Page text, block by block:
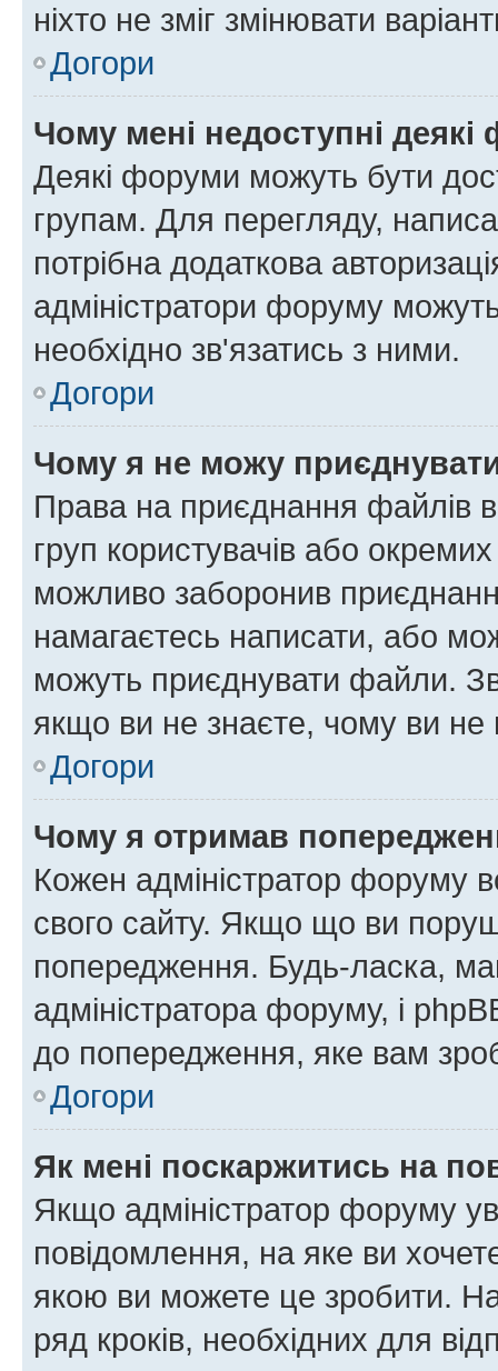
ніхто не зміг змінювати
Догори
Чому мені недоступні
Деякі форуми можуть бути
групам. Для перегляду,
потрібна додаткова
адміністратори форуму
необхідно зв'язатись з ними.
Догори
Чому я не можу
Права на приєднання файлів
груп користувачів або
можливо заборонив
намагаєтесь написати, або
можуть приєднувати файли.
якщо ви не знаєте, чому ви
Догори
Чому я отримав
Кожен адміністратор форуму
свого сайту. Якщо що ви
попередження. Будь-ласка,
адміністратора форуму, і
до попередження, яке вам
Догори
Як мені поскаржитись на
Якщо адміністратор форуму
повідомлення, на яке ви
якою ви можете це зробити.
ряд кроків, необхідних для